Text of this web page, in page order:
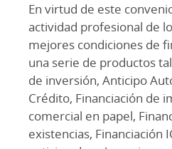
En virtud de este
actividad profesional de
mejores condiciones de
una serie de productos
de inversión, Anticipo
Crédito, Financiación de
comercial en papel,
existencias, Financiación